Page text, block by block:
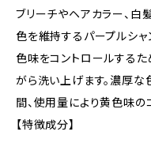
ブリーチやヘアカラー、白
色を維持するパープルシャ
色味をコントロールする
がら洗い上げます。濃厚
間、使用量により黄色味の
【特徴成分】